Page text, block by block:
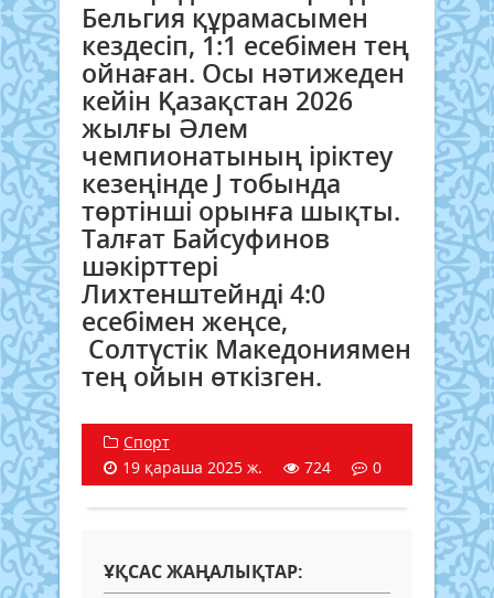
Бельгия құрамасымен
кездесіп, 1:1 есебімен тең
ойнаған. Осы нәтижеден
кейін Қазақстан 2026
жылғы Әлем
чемпионатының іріктеу
кезеңінде J тобында
төртінші орынға шықты.
Талғат Байсуфинов
шәкірттері
Лихтенштейнді 4:0
есебімен жеңсе,
Солтүстік Македониямен
тең ойын өткізген.
Спорт
19 қараша 2025 ж.
724 0
ҰҚСАС ЖАҢАЛЫҚТАР: